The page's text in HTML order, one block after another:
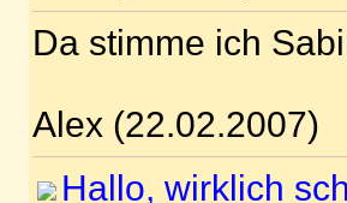
Da stimme ich
Alex (22.02.2007)
Hallo, wirklich